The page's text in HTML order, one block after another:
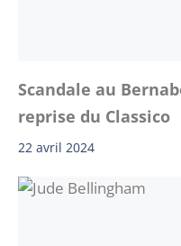
Scandale au
reprise du Classico
22 avril 2024